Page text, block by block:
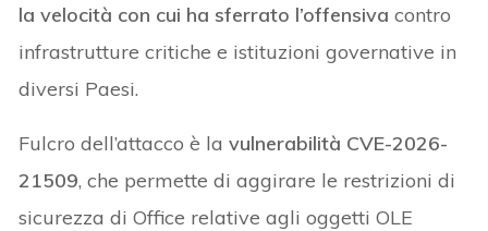
la velocità con cui ha sferrato l’offensiva contro
infrastrutture critiche e istituzioni governative in
diversi Paesi.
Fulcro dell’attacco è lavulnerabilità CVE-2026-
21509, che permette di aggirare le restrizioni di
sicurezza di Office relative agli oggetti OLE